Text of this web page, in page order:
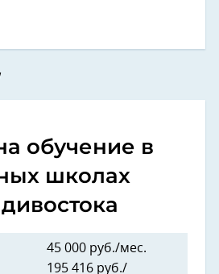
обучение в
школах
45 000 руб./мес.
195 416 руб./